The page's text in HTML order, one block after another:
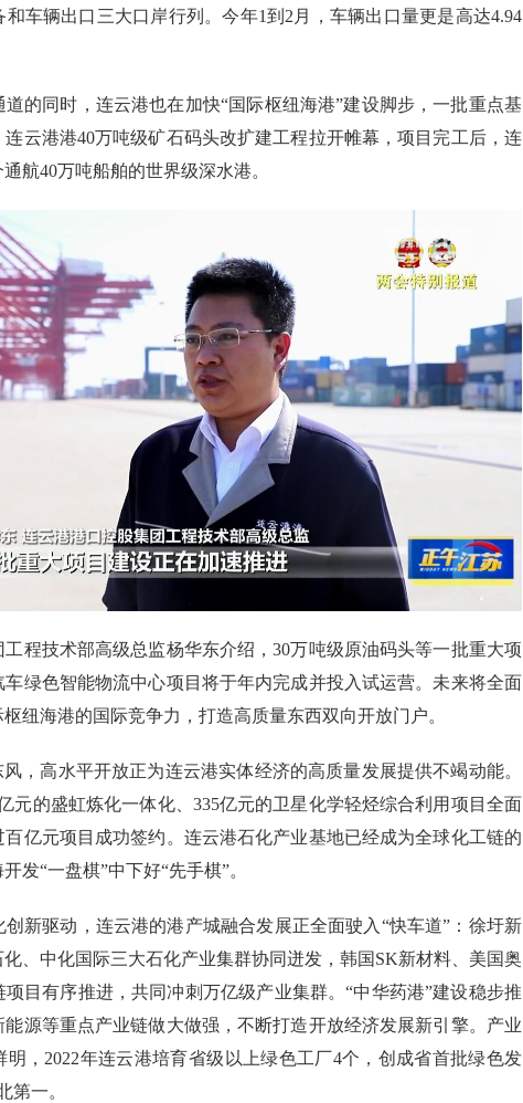
车辆出口三大口岸行列。今年1到2月，车辆出口量更是高达4.94
同时，连云港也在加快“国际枢纽海港”建设脚步，一批重点基
云港港40万吨级矿石码头改扩建工程拉开帷幕，项目完工后，连
航40万吨船舶的世界级深水港。
技术部高级总监杨华东介绍，30万吨级原油码头等一批重大项
车绿色智能物流中心项目将于年内完成并投入试运营。未来将全面
纽海港的国际竞争力，打造高质量东西双向开放门户。
高水平开放正为连云港实体经济的高质量发展提供不竭动能。
元的盛虹炼化一体化、335亿元的卫星化学轻烃综合利用项目全面
亿元项目成功签约。连云港石化产业基地已经成为全球化工链的
发“一盘棋”中下好“先手棋”。
驱动，连云港的港产城融合发展正全面驶入“快车道”：徐圩新
、中化国际三大石化产业集群协同迸发，韩国SK新材料、美国奥
目有序推进，共同冲刺万亿级产业集群。“中华药港”建设稳步推
源等重点产业链做大做强，不断打造开放经济发展新引擎。产业
明，2022年连云港培育省级以上绿色工厂4个，创成省首批绿色发
第一。